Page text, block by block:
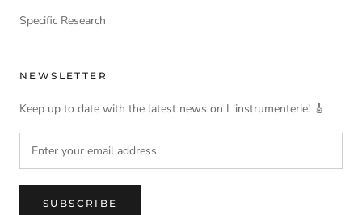
Specific Research
NEWSLETTER
Keep up to date with the latest news on L'instrumenterie! 🎸
SUBSCRIBE